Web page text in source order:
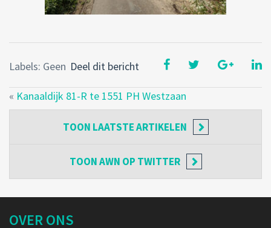
Deel dit bericht
Labels: Geen
« Kanaaldijk 81-R te 1551 PH Westzaan
TOON LAATSTE ARTIKELEN
TOONAWN OP TWITTER
OVER ONS